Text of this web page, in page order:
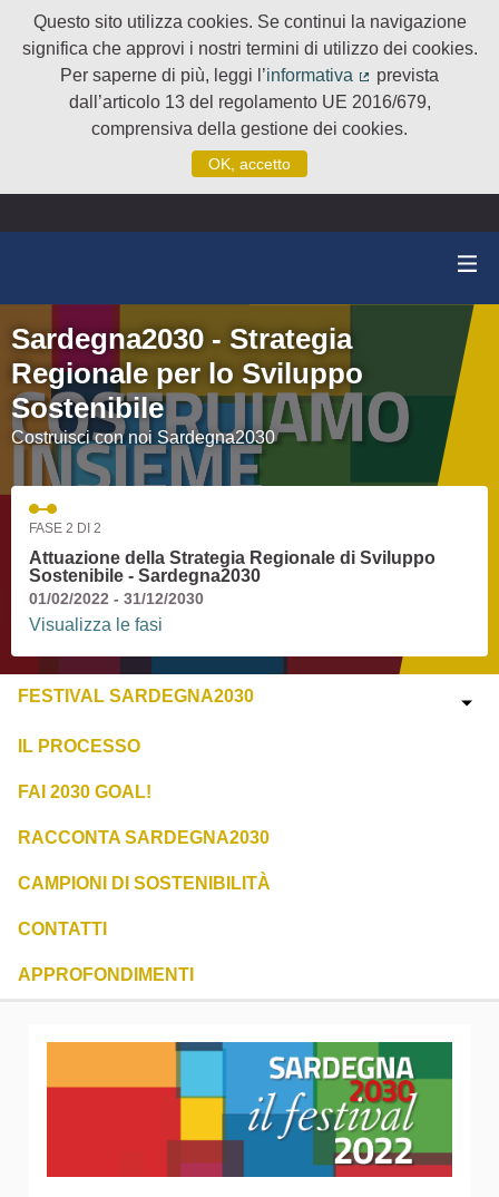
Questo sito utilizza cookies. Se continui la navigazione
significa che approvi i nostri termini di utilizzo dei cookies.
Per saperne di più, leggi l’informativa
(Collegamento
prevista
dall’articolo 13 del regolamento UE 2016/679,
comprensiva della gestione dei cookies.
OK, accetto
Sardegna2030 - Strategia
Regionale per lo Sviluppo
Sostenibile
Costruisci con noi Sardegna2030
FASE 2 DI 2
Attuazione della Strategia Regionale di Sviluppo
Sostenibile - Sardegna2030
01/02/2022 - 31/12/2030
Visualizza le fasi
FESTIVAL SARDEGNA2030
IL PROCESSO
FAI 2030 GOAL!
RACCONTA SARDEGNA2030
CAMPIONI DI SOSTENIBILITÀ
CONTATTI
APPROFONDIMENTI